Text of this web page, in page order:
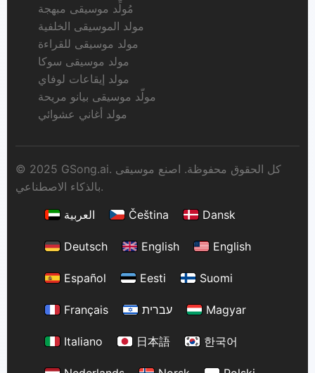
مُولِّد موسيقى مبهجة
مولد الموسيقى الخلفية
مولد موسيقى للقراءة
مولد موسيقى سوكا
مولد إيقاعات لوفاي
مولّد موسيقى بيانو مريحة
مولد أغاني عشوائي
© 2025 GSong.ai. كل الحقوق محفوظة. اصنع موسيقى
بالذكاء الاصطناعي.
العربية
Čeština Dansk
Deutsch English English
Español Eesti Suomi
Français עברית Magyar
Italiano 日本語 한국어